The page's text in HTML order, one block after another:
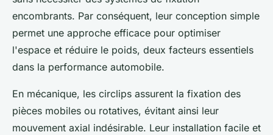
encombrants. Par conséquent, leur conception simple
permet une approche efficace pour optimiser
l'espace et réduire le poids, deux facteurs essentiels
dans la performance automobile.
En mécanique, les circlips assurent la fixation des
pièces mobiles ou rotatives, évitant ainsi leur
mouvement axial indésirable. Leur installation facile et